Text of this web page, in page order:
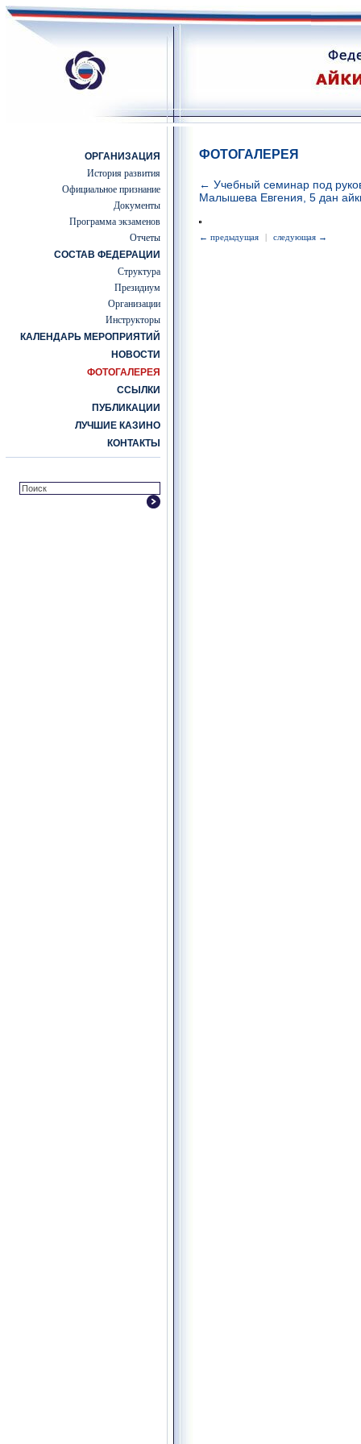
ОРГАНИЗАЦИЯ
История развития
Официальное признание
Документы
Программа экзаменов
Отчеты
СОСТАВ ФЕДЕРАЦИИ
Структура
Президиум
Организации
Инструкторы
КАЛЕНДАРЬ МЕРОПРИЯТИЙ
НОВОСТИ
ФОТОГАЛЕРЕЯ
ССЫЛКИ
ПУБЛИКАЦИИ
ЛУЧШИЕ КАЗИНО
КОНТАКТЫ
ФОТОГАЛЕРЕЯ
← Учебный семинар под
Малышева Евгения, 5 дан
← предыдущая | следующая →